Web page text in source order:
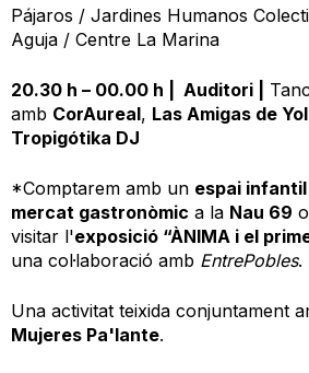
Pájaros / Jardines Humanos
Aguja / Centre La Marina
20.30 h – 00.00 h | Auditori |
amb CorAureal, Las Amigas de
Tropigótika DJ
*Comptarem amb un espai infantil
mercat gastronòmic a la Nau 69
visitar l'exposició “ÀNIMA i el
una col·laboració amb EntrePobles.
Una activitat teixida conjuntament
Mujeres Pa'lante.